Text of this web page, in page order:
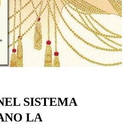
SISTEMA
LA